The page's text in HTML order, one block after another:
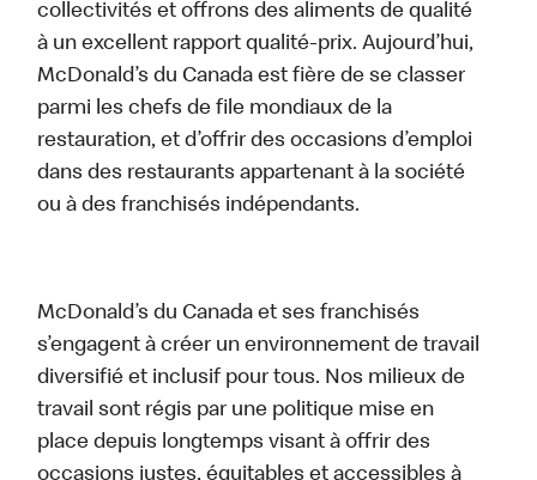
collectivités et offrons des aliments de qualité
à un excellent rapport qualité-prix. Aujourd’hui,
McDonald’s du Canada est fière de se classer
parmi les chefs de file mondiaux de la
restauration, et d’offrir des occasions d’emploi
dans des restaurants appartenant à la société
ou à des franchisés indépendants.
McDonald’s du Canada et ses franchisés
s’engagent à créer un environnement de travail
diversifié et inclusif pour tous. Nos milieux de
travail sont régis par une politique mise en
place depuis longtemps visant à offrir des
occasions justes, équitables et accessibles à